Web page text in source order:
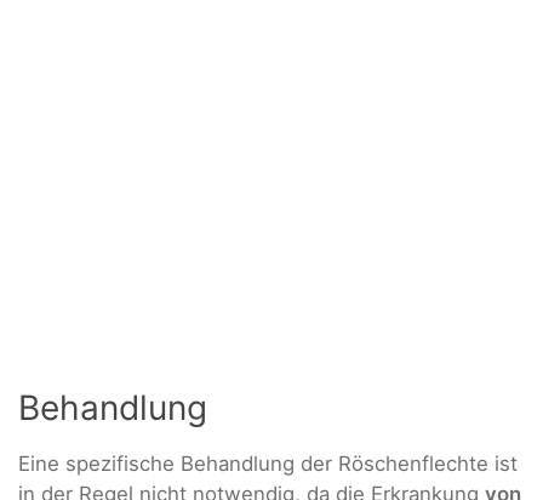
Behandlung
Eine spezifische Behandlung der Röschenflechte ist
in der Regel nicht notwendig, da die Erkrankung von